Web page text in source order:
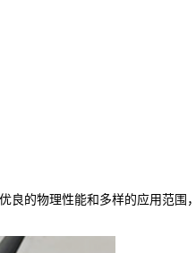
的物理性能和多样的应用范